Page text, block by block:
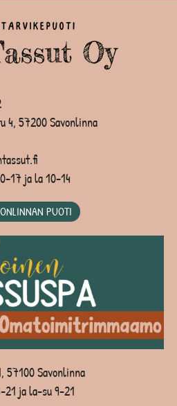
4, 57200 Savonlinna
17 ja la 10-14
PUOTI
57100 Savonlinna
21 ja la-su 9-21